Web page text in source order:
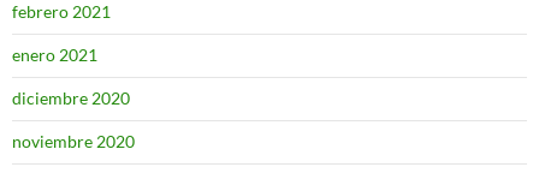
febrero 2021
enero 2021
diciembre 2020
noviembre 2020